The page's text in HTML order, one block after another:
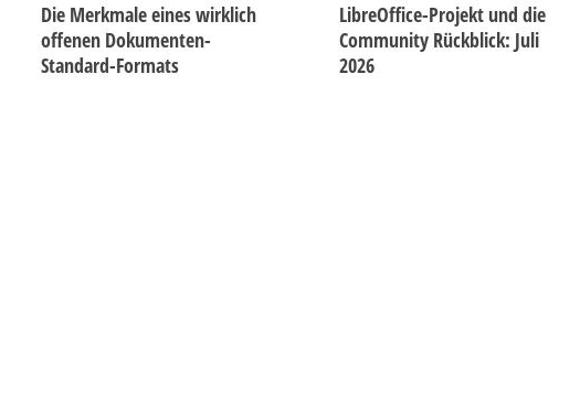
Die Merkmale eines wirklich
offenen Dokumenten-
Standard-Formats
LibreOffice-Projekt und die
Community Rückblick: Juli
2026